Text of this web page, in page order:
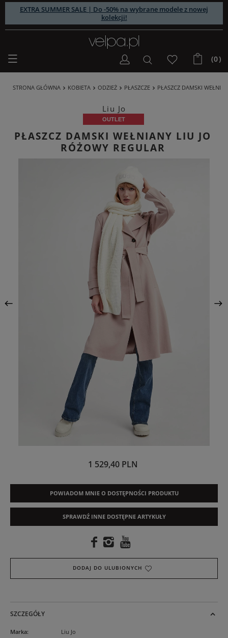
EXTRA SUMMER SALE | Do -50% na wybrane modele z nowej
kolekcji!
(0)
STRONA GŁÓWNA KOBIETA ODZIEŻ PŁASZCZE PŁASZCZ DAMSKI
Liu Jo
OUTLET
PŁASZCZ DAMSKI WEŁNIANY LIU JO
RÓŻOWY REGULAR
1 529,40 PLN
POWIADOM MNIE O DOSTĘPNOŚCI PRODUKTU
SPRAWDŹ INNE DOSTĘPNE ARTYKUŁY
DODAJ DO ULUBIONYCH
SZCZEGÓŁY
Marka:
Liu Jo